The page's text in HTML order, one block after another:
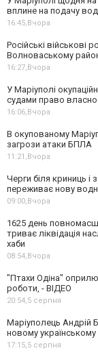
вплине на подачу
16:45,Вчора
Російські військові
Волноваському
16:27,Вчора
У Маріуполі
судами право
16:06,Вчора
В окупованому
загрози атаки БПЛА
11:21,Вчора
Черги біля криниць і
переживає нову
09:00,Вчора
1625 день
триває ліквідація
хаби
08:54,Вчора
"Птахи Одіна"
роботи, - ВІДЕО
20:54,5 серпня
Маріуполець Андрій
новому
17:15,5 серпня